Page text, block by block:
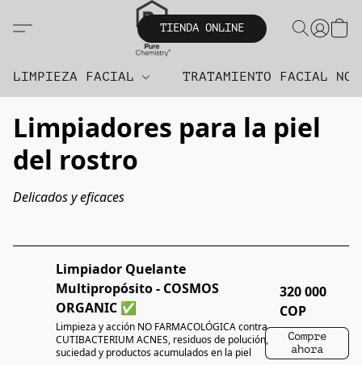
TIENDA ONLINE
LIMPIEZA FACIAL TRATAMIENTO FACIAL
Limpiadores para la piel
del rostro
Delicados y eficaces
Limpiador Quelante
Multipropósito - COSMOS
ORGANIC ✅
Limpieza y acción NO FARMACOLÓGICA contra
CUTIBACTERIUM ACNES, residuos de polución,
suciedad y productos acumulados en la piel
320 000
COP
Compre
ahora